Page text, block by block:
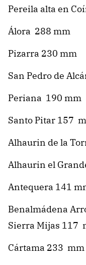
Pereila alta en
Álora 288 mm
Pizarra 230 mm
San Pedro de
Periana 190 mm
Santo Pitar 157
Alhaurin de la
Alhaurin el
Antequera 141
Benalmádena
Sierra Mijas 117
Cártama 233 mm